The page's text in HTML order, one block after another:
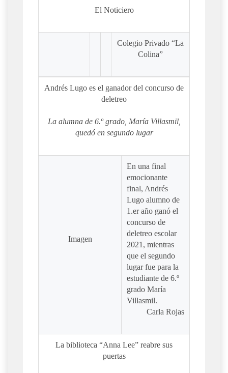
El Noticiero
Colegio Privado “La
Colina”
Andrés Lugo es el ganador del concurso de
deletreo
La alumna de 6.º grado, María Villasmil,
quedó en segundo lugar
Imagen
En una final
emocionante
final, Andrés
Lugo alumno de
1.er año ganó el
concurso de
deletreo escolar
2021, mientras
que el segundo
lugar fue para la
estudiante de 6.º
grado María
Villasmil.
Carla Rojas
La biblioteca “Anna Lee” reabre sus
puertas